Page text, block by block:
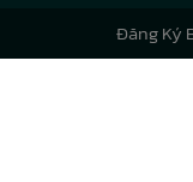
Đăng Ký